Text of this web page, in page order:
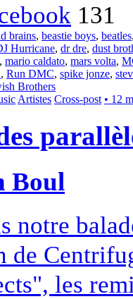
131
brains, beastie boys, beatles,
Hurricane, dr dre, dust
, mario caldato, mars volta,
, Run DMC, spike jonze,
Brothers
Artistes Cross-post • 12
Boul
notre
de
les